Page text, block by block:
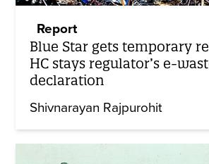
Report
Blue Star gets temporary
HC stays regulator’s e-
declaration
Shivnarayan Rajpurohit